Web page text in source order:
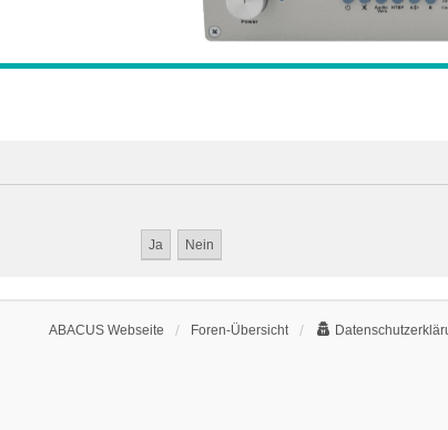
ABACUS Webseite Foren-Übersicht